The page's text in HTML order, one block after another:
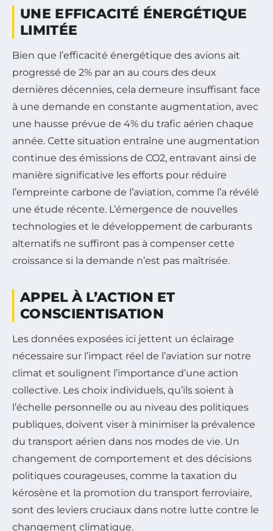
UNE EFFICACITÉ ÉNERGÉTIQUE
LIMITÉE
Bien que l’efficacité énergétique des avions ait
progressé de 2% par an au cours des deux
dernières décennies, cela demeure insuffisant face
à une demande en constante augmentation, avec
une hausse prévue de 4% du trafic aérien chaque
année. Cette situation entraîne une augmentation
continue des émissions de CO2, entravant ainsi de
manière significative les efforts pour réduire
l’empreinte carbone de l’aviation, comme l’a révélé
une étude récente. L’émergence de nouvelles
technologies et le développement de carburants
alternatifs ne suffiront pas à compenser cette
croissance si la demande n’est pas maîtrisée.
APPEL À L’ACTION ET
CONSCIENTISATION
Les données exposées ici jettent un éclairage
nécessaire sur l’impact réel de l’aviation sur notre
climat et soulignent l’importance d’une action
collective. Les choix individuels, qu’ils soient à
l’échelle personnelle ou au niveau des politiques
publiques, doivent viser à minimiser la prévalence
du transport aérien dans nos modes de vie. Un
changement de comportement et des décisions
politiques courageuses, comme la taxation du
kérosène et la promotion du transport ferroviaire,
sont des leviers cruciaux dans notre lutte contre le
changement climatique.